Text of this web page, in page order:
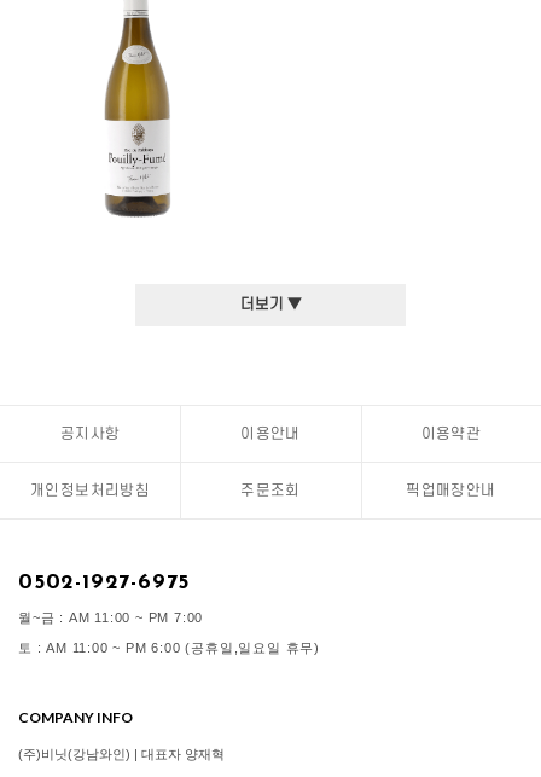
더보기 ▼
공지사항 이용안내 이용약관
개인정보처리방침 주문조회 픽업매장안내
0502-1927-6975
월~금 : AM 11:00 ~ PM 7:00
토 : AM 11:00 ~ PM 6:00 (공휴일,일요일 휴무)
COMPANY INFO
(주)비닛(강남와인) | 대표자 양재혁